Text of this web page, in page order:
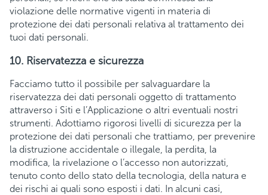
violazione delle normative vigenti in materia di
protezione dei dati personali relativa al trattamento dei
tuoi dati personali.
10. Riservatezza e sicurezza
Facciamo tutto il possibile per salvaguardare la
riservatezza dei dati personali oggetto di trattamento
attraverso i Siti e l’Applicazione o altri eventuali nostri
strumenti. Adottiamo rigorosi livelli di sicurezza per la
protezione dei dati personali che trattiamo, per prevenire
la distruzione accidentale o illegale, la perdita, la
modifica, la rivelazione o l’accesso non autorizzati,
tenuto conto dello stato della tecnologia, della natura e
dei rischi ai quali sono esposti i dati. In alcuni casi,